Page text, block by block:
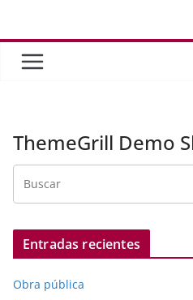
contenido
ThemeGrill Demo
Entradas recientes
Obra pública